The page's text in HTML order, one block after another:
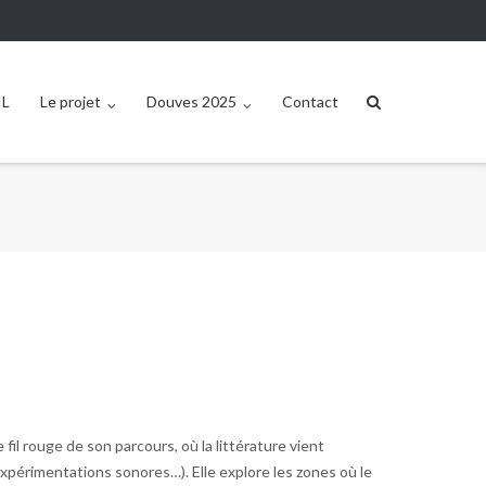
Le projet Douves 2025 Contact
rouge de son parcours, où la littérature vient
sonores…). Elle explore les zones où le